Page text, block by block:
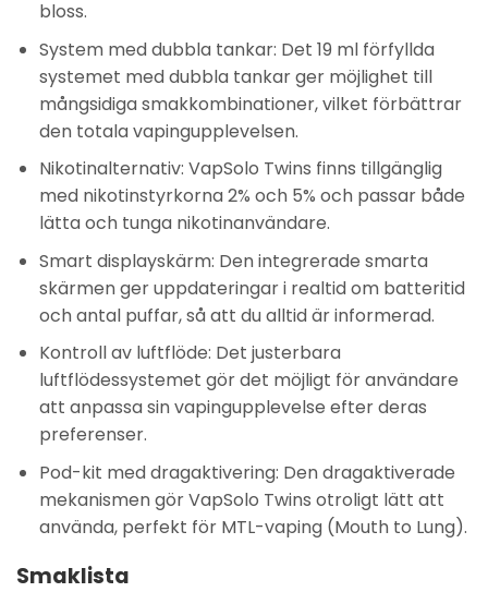
bloss.
System med dubbla tankar: Det 19 ml förfyllda
systemet med dubbla tankar ger möjlighet till
mångsidiga smakkombinationer, vilket förbättrar
den totala vapingupplevelsen.
Nikotinalternativ: VapSolo Twins finns tillgänglig
med nikotinstyrkorna 2% och 5% och passar både
lätta och tunga nikotinanvändare.
Smart displayskärm: Den integrerade smarta
skärmen ger uppdateringar i realtid om batteritid
och antal puffar, så att du alltid är informerad.
Kontroll av luftflöde: Det justerbara
luftflödessystemet gör det möjligt för användare
att anpassa sin vapingupplevelse efter deras
preferenser.
Pod-kit med dragaktivering: Den dragaktiverade
mekanismen gör VapSolo Twins otroligt lätt att
använda, perfekt för MTL-vaping (Mouth to Lung).
Smaklista